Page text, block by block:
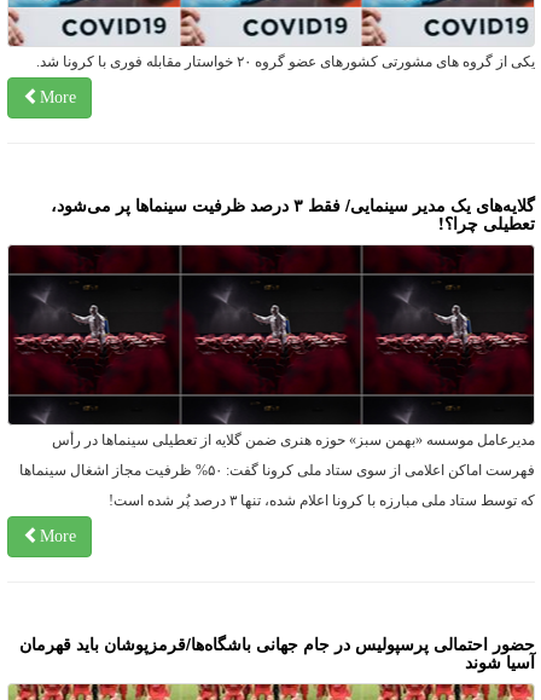
از گروه های مشورتی کشورهای عضو گروه ۲۰ خواستار مقابله فوری با کرونا شد.
More
گلایه‌های یک مدیر سینمایی/ فقط ۳ درصد ظرفیت سینماها پر می‌شود،
چرا؟!
موسسه «بهمن سبز» حوزه هنری ضمن گلایه از تعطیلی سینماها در رأس
فهرست اماکن اعلامی از سوی ستاد ملی کرونا گفت: ۵۰% ظرفیت مجاز اشغال سینماها
توسط ستاد ملی مبارزه با کرونا اعلام شده، تنها ۳ درصد پُر شده است!
More
احتمالی پرسپولیس در جام جهانی باشگاه‌ها/قرمزپوشان باید قهرمان
شوند